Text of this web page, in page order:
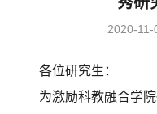
2020-11-
各位研究生 ：
为激励科教融合学